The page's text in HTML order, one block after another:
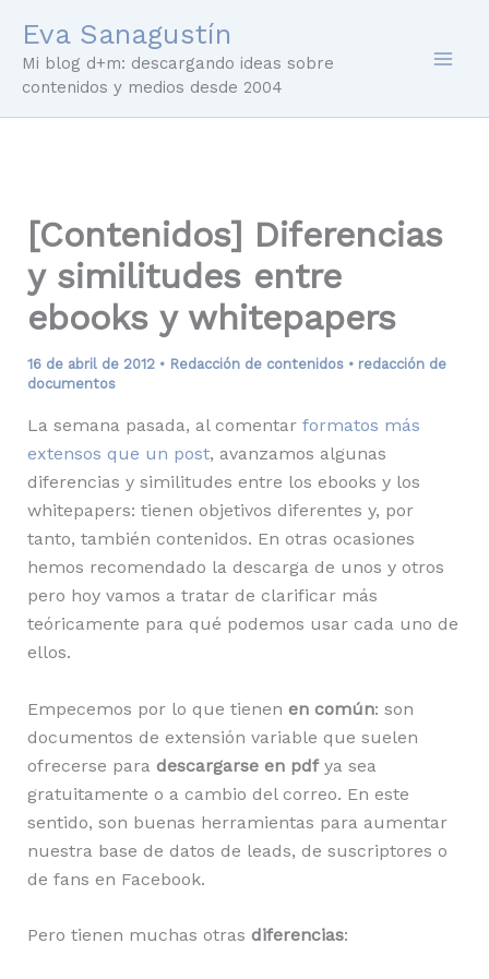
contenido
Eva Sanagustín
Mi blog d+m: descargando ideas sobre
contenidos y medios desde 2004
[Contenidos] Diferencias
y similitudes entre
ebooks y whitepapers
16 de abril de 2012 • Redacción de contenidos• redacción de
documentos
La semana pasada, al comentar formatos más
extensos que un post, avanzamos algunas
diferencias y similitudes entre los ebooks y los
whitepapers: tienen objetivos diferentes y, por
tanto, también contenidos. En otras ocasiones
hemos recomendado la descarga de unos y otros
pero hoy vamos a tratar de clarificar más
teóricamente para qué podemos usar cada uno de
ellos.
Empecemos por lo que tienen en común: son
documentos de extensión variable que suelen
ofrecerse para descargarse en pdfya sea
gratuitamente o a cambio del correo. En este
sentido, son buenas herramientas para aumentar
nuestra base de datos de leads, de suscriptores o
de fans en Facebook.
Pero tienen muchas otras diferencias: